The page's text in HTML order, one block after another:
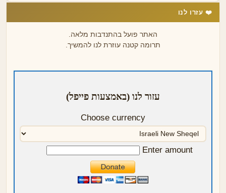
❤️ עזרו לנו
האתר פועל בהתנדבות מלאה.
תרומה קטנה עוזרת לנו להמשיך.
עזור לנו (באמצעות פייפל)
Choose currency
Enter amount